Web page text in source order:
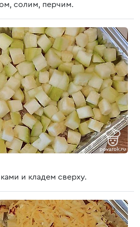
солим, перчим.
и кладем сверху.